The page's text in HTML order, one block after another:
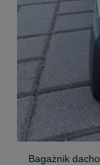
Bagażnik